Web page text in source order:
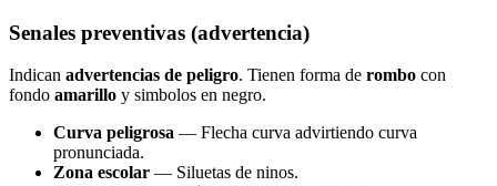
Senales preventivas (advertencia)
Indican advertencias de peligro. Tienen forma de rombo con
fondo amarillo y simbolos en negro.
Curva peligrosa — Flecha curva advirtiendo curva
pronunciada.
Zona escolar — Siluetas de ninos.